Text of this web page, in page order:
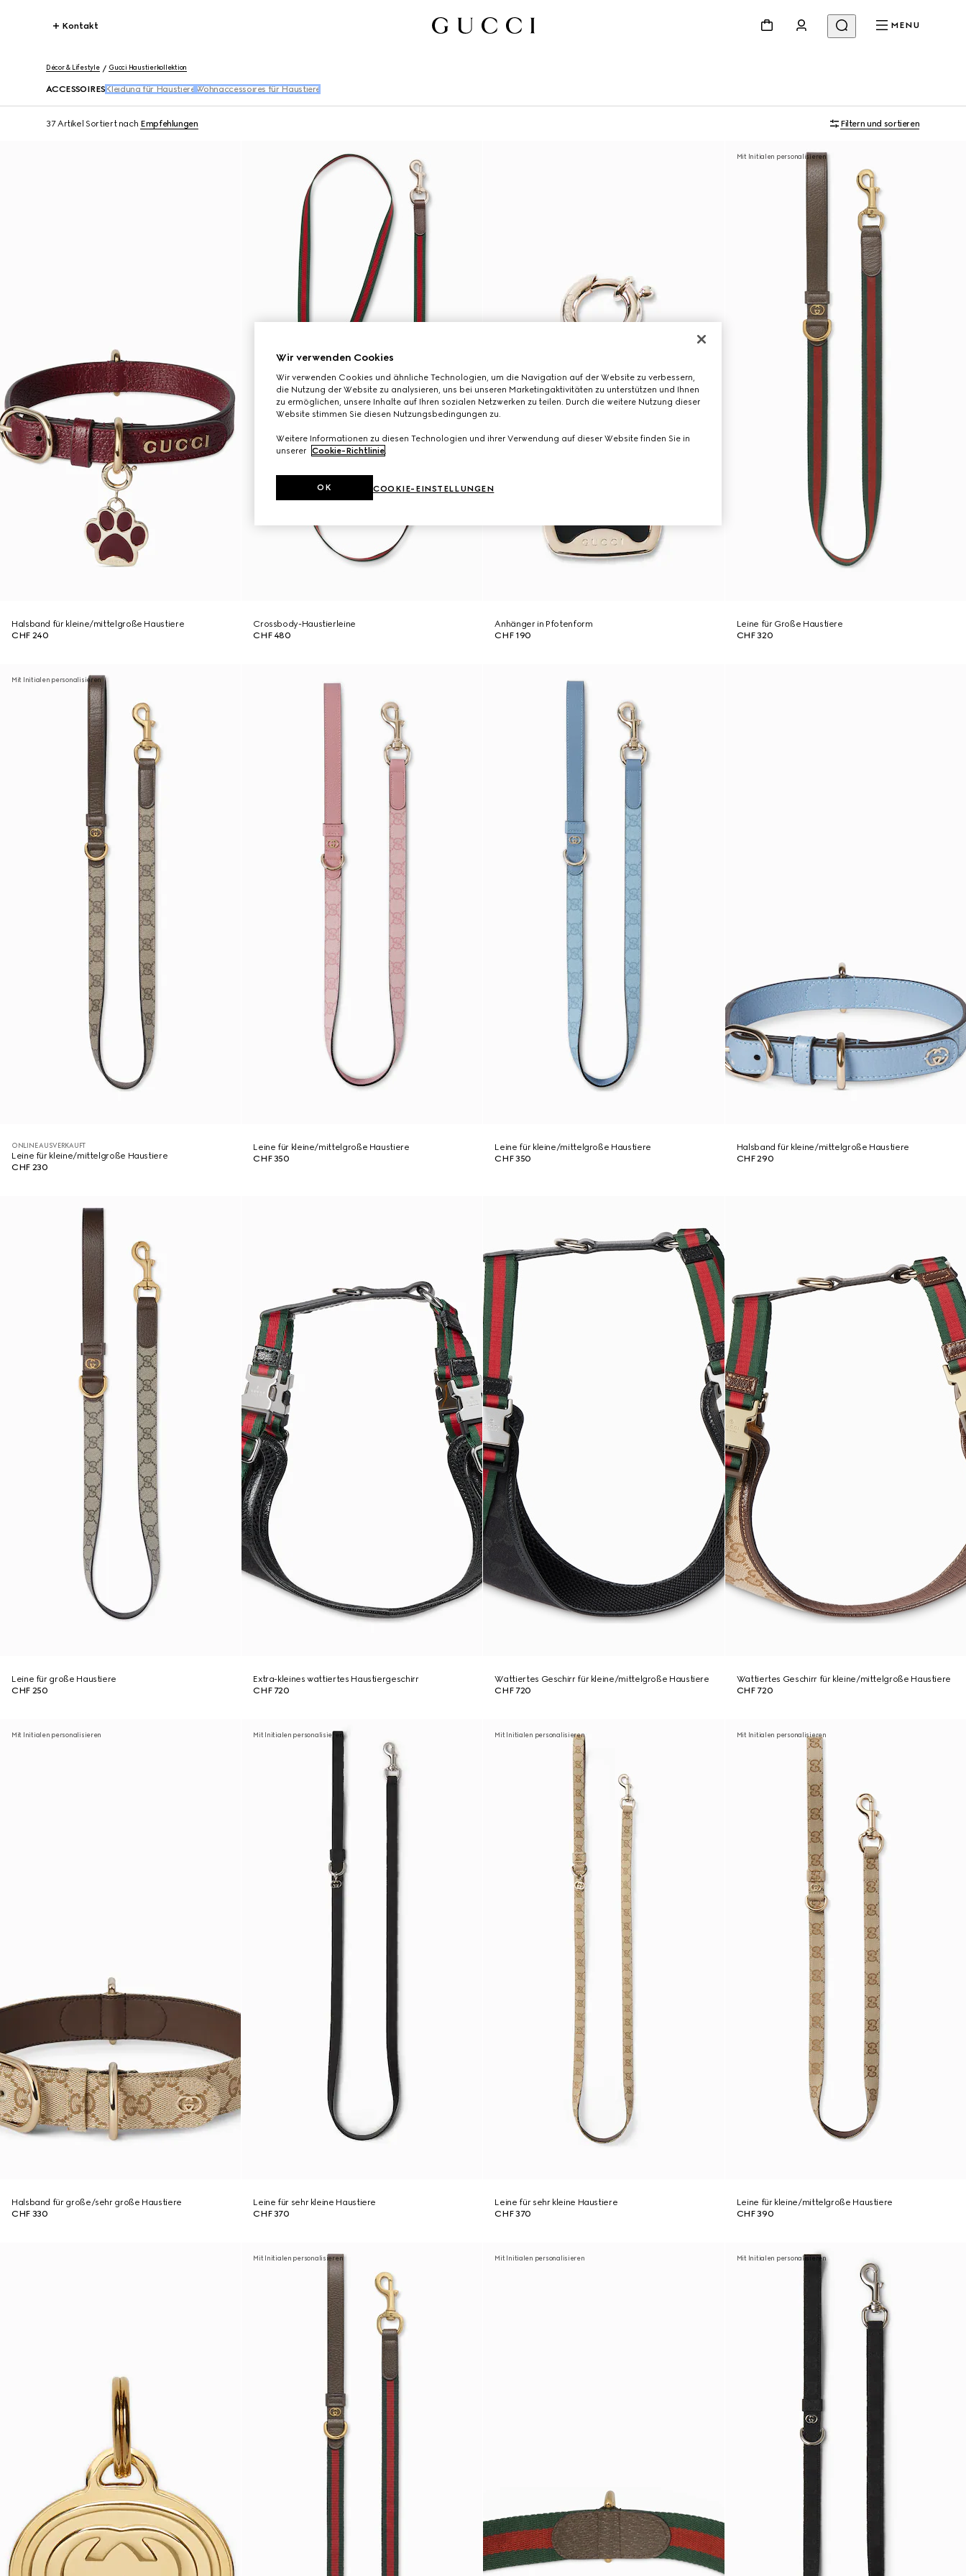
Kontakt MENU
Décor & Lifestyle Gucci Haustierkollektion
ACCESSOIRES Kleidung für Haustiere​ Wohnaccessoires für Haustiere
37 Artikel Sortiert nach Empfehlungen Filtern und sortieren
Halsband für kleine/mittelgroße Haustiere
CHF 240
Crossbody-Haustierleine
CHF 480
Anhänger in Pfotenform
CHF 190
Mit Initialen personalisieren
Leine für Große Haustiere
CHF 320
Mit Initialen personalisieren
ONLINE AUSVERKAUFT
Leine für kleine/mittelgroße Haustiere
CHF 230
Leine für kleine/mittelgroße Haustiere
CHF 350
Leine für kleine/mittelgroße Haustiere
CHF 350
Halsband für kleine/mittelgroße Haustiere
CHF 290
Leine für große Haustiere
CHF 250
Extra-kleines wattiertes Haustiergeschirr
CHF 720
Wattiertes Geschirr für kleine/mittelgroße Haustiere
CHF 720
Wattiertes Geschirr für kleine/mittelgroße Haustiere
CHF 720
Mit Initialen personalisieren
Halsband für große/sehr große Haustiere
CHF 330
Mit Initialen personalisieren
Leine für sehr kleine Haustiere
CHF 370
Mit Initialen personalisieren
Leine für sehr kleine Haustiere
CHF 370
Mit Initialen personalisieren
Leine für kleine/mittelgroße Haustiere
CHF 390
Mit Initialen personalisieren Mit Initialen personalisieren Mit Initialen personalisieren
Wir verwenden Cookies
Wir verwenden Cookies und ähnliche Technologien, um die Navigation auf der Website zu verbessern,
die Nutzung der Website zu analysieren, uns bei unseren Marketingaktivitäten zu unterstützen und Ihnen
zu ermöglichen, unsere Inhalte auf Ihren sozialen Netzwerken zu teilen. Durch die weitere Nutzung dieser
Website stimmen Sie diesen Nutzungsbedingungen zu.
Weitere Informationen zu diesen Technologien und ihrer Verwendung auf dieser Website finden Sie in
unserer Cookie-Richtlinie.
COOKIE-EINSTELLUNGEN
OK